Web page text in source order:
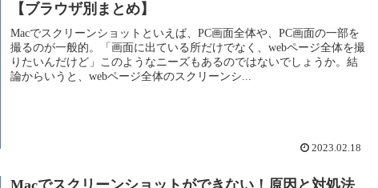
【ブラウザ別まとめ】
Macでスクリーンショットといえば、PC画面全体や、PC画面の一部を
撮るのが一般的。「画面に出ている所だけでなく、webページ全体を撮
りたいんだけど」このようなニーズもあるのではないでしょうか。結
論からいうと、webページ全体のスクリーンシ...
2023.02.18
Macでスクリーンショットができない！原因と対処法